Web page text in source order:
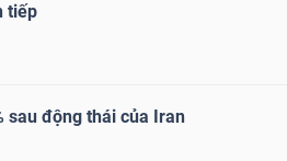
tiếp
sau động thái của Iran